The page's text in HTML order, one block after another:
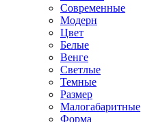
Современные
Модерн
Цвет
Белые
Венге
Светлые
Темные
Размер
Малогабаритные
Форма